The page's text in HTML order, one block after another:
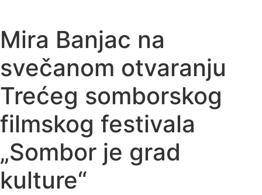
Mira Banjac na
svečanom otvaranju
Trećeg somborskog
filmskog festivala
„Sombor je grad
kulture“